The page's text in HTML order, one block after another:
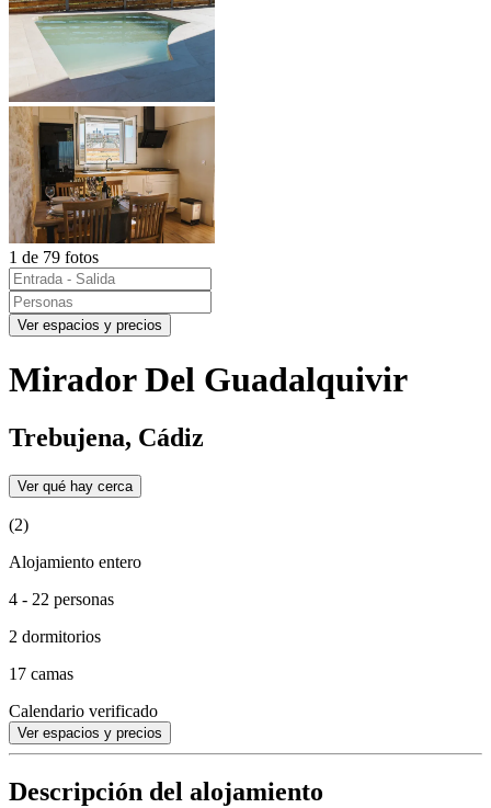
1 de 79 fotos
Ver espacios y precios
Mirador Del Guadalquivir
Trebujena, Cádiz
Ver qué hay cerca
(2)
Alojamiento entero
4 - 22 personas
2 dormitorios
17 camas
Calendario verificado
Ver espacios y precios
Descripción del alojamiento